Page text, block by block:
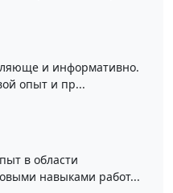
и информативно.
опыт и пр...
в области
навыками работ...